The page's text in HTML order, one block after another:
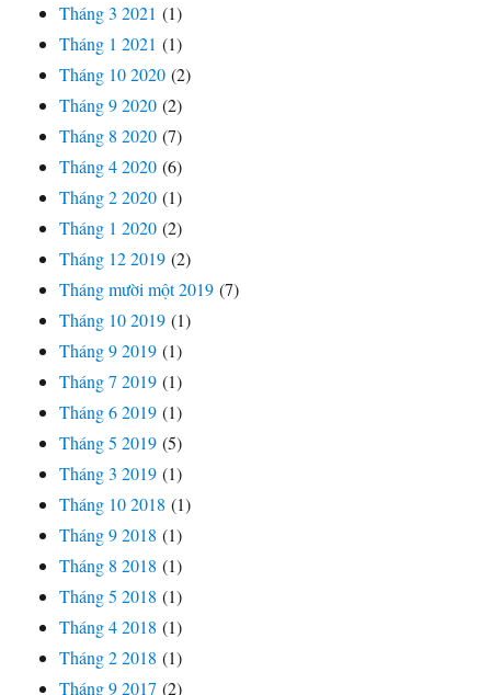
Tháng 3 2021 (1)
Tháng 1 2021 (1)
Tháng 10 2020 (2)
Tháng 9 2020 (2)
Tháng 8 2020 (7)
Tháng 4 2020 (6)
Tháng 2 2020 (1)
Tháng 1 2020 (2)
Tháng 12 2019 (2)
Tháng mười một 2019 (7)
Tháng 10 2019 (1)
Tháng 9 2019 (1)
Tháng 7 2019 (1)
Tháng 6 2019 (1)
Tháng 5 2019 (5)
Tháng 3 2019 (1)
Tháng 10 2018 (1)
Tháng 9 2018 (1)
Tháng 8 2018 (1)
Tháng 5 2018 (1)
Tháng 4 2018 (1)
Tháng 2 2018 (1)
Tháng 9 2017 (2)